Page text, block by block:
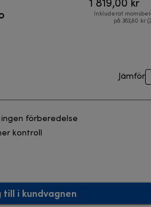
1 819,00 kr
Inkluderat
på 363,80 kr
Jämför
ingen förberedelse
kontroll
till i kundvagnen